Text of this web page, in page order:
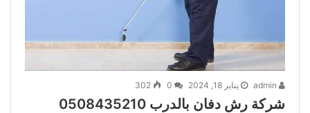
يناير 18, 2024 302
شركة رش دفان بالدرب 0508435210